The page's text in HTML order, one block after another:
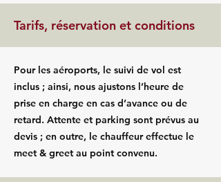
Tarifs, réservation et conditions
Pour les aéroports, le suivi de vol est
inclus ; ainsi, nous ajustons l’heure de
prise en charge en cas d’avance ou de
retard. Attente et parking sont prévus au
devis ; en outre, le chauffeur effectue le
meet & greet au point convenu.